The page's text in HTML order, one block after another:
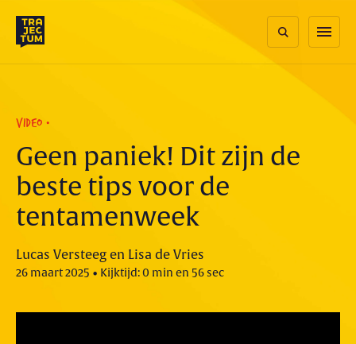
content
menu
VIDEO
Geen paniek! Dit zijn de
beste tips voor de
tentamenweek
Lucas Versteeg en Lisa de Vries
26 maart 2025 • Kijktijd: 0 min en 56 sec